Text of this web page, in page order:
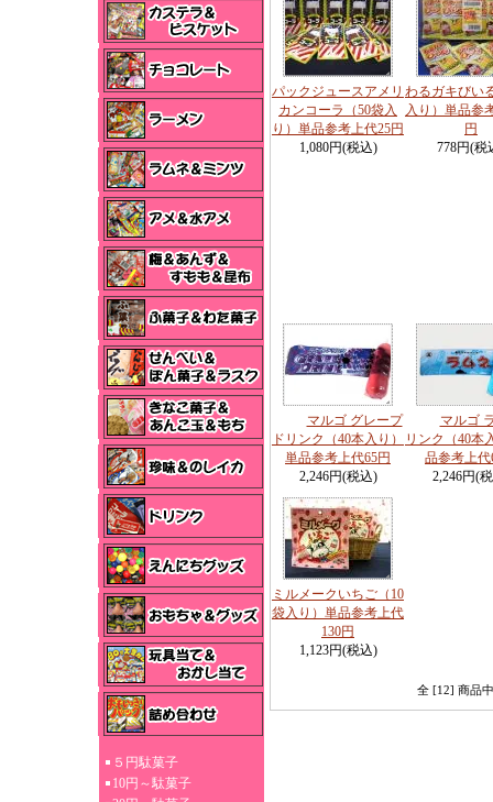
５円駄菓子
10円～駄菓子
パックジュースアメリ
カンコーラ（50袋入
り）単品参考上代25円
1,080円(税込)
わるガキびい
入り）単品参
円
778円(税
マルゴ グレープ
ドリンク（40本入り）
単品参考上代65円
2,246円(税込)
マルゴ
リンク（40本
品参考上代
2,246円(
ミルメークいちご（10
袋入り）単品参考上代
130円
1,123円(税込)
全 [12] 商品